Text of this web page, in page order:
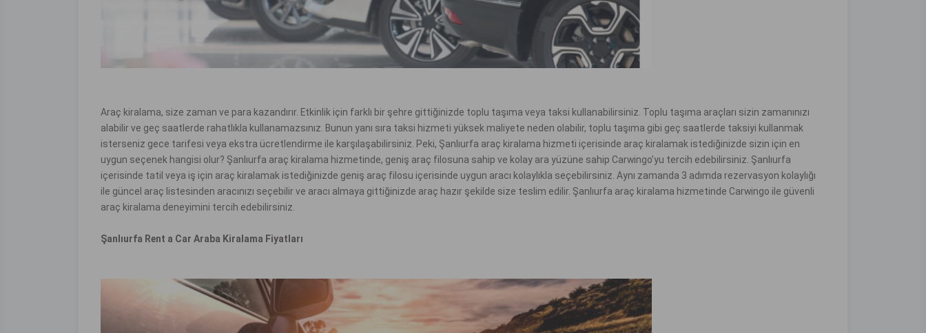
Araç kiralama, size zaman ve para kazandırır. Etkinlik için farklı bir şehre gittiğinizde toplu taşıma veya taksi kullanabilirsiniz. Toplu taşıma araçları sizin zamanınızı
alabilir ve geç saatlerde rahatlıkla kullanamazsınız. Bunun yanı sıra taksi hizmeti yüksek maliyete neden olabilir, toplu taşıma gibi geç saatlerde taksiyi kullanmak
isterseniz gece tarifesi veya ekstra ücretlendirme ile karşılaşabilirsiniz. Peki, Şanlıurfa araç kiralama hizmeti içerisinde araç kiralamak istediğinizde sizin için en
uygun seçenek hangisi olur? Şanlıurfa araç kiralama hizmetinde, geniş araç filosuna sahip ve kolay ara yüzüne sahip Carwingo’yu tercih edebilirsiniz. Şanlıurfa
içerisinde tatil veya iş için araç kiralamak istediğinizde geniş araç filosu içerisinde uygun aracı kolaylıkla seçebilirsiniz. Aynı zamanda 3 adımda rezervasyon kolaylığı
ile güncel araç listesinden aracınızı seçebilir ve aracı almaya gittiğinizde araç hazır şekilde size teslim edilir. Şanlıurfa araç kiralama hizmetinde Carwingo ile güvenli
araç kiralama deneyimini tercih edebilirsiniz.
Şanlıurfa Rent a Car Araba Kiralama Fiyatları